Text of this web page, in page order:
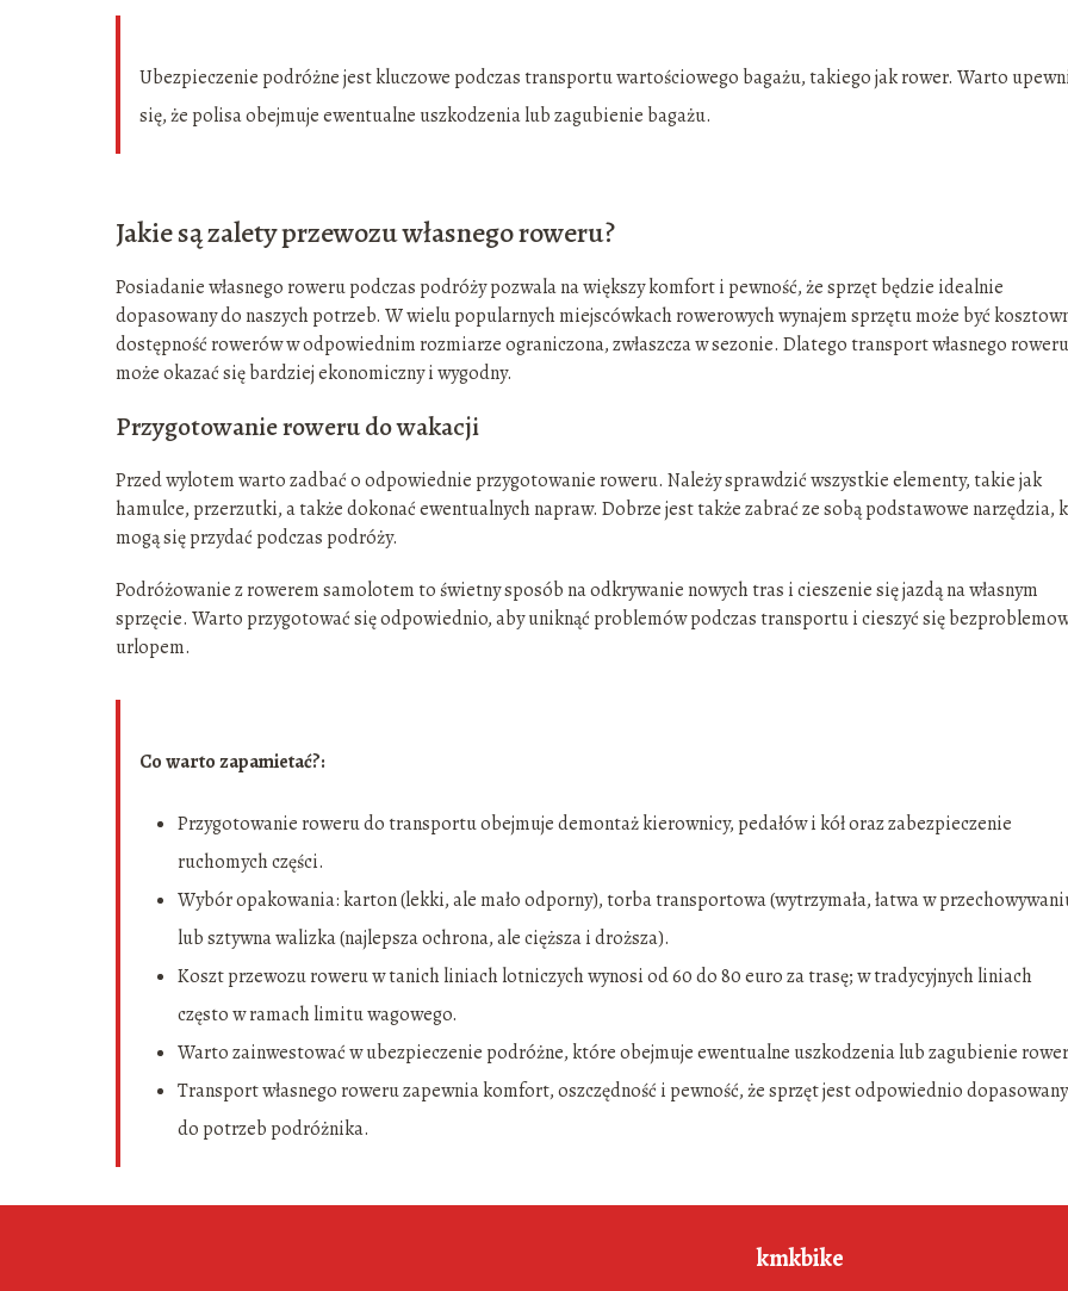
Ubezpieczenie podróżne jest kluczowe podczas transportu wartościowego bagażu, takiego jak rower. Warto
się, że polisa obejmuje ewentualne uszkodzenia lub zagubienie bagażu.
Jakie są zalety przewozu własnego roweru?
Posiadanie własnego roweru podczas podróży pozwala na większy komfort i pewność, że sprzęt będzie idealnie
dopasowany do naszych potrzeb. W wielu popularnych miejscówkach rowerowych wynajem sprzętu może być
dostępność rowerów w odpowiednim rozmiarze ograniczona, zwłaszcza w sezonie. Dlatego transport własnego roweru
może okazać się bardziej ekonomiczny i wygodny.
Przygotowanie roweru do wakacji
Przed wylotem warto zadbać o odpowiednie przygotowanie roweru. Należy sprawdzić wszystkie elementy, takie jak
hamulce, przerzutki, a także dokonać ewentualnych napraw. Dobrze jest także zabrać ze sobą podstawowe narzędzia,
mogą się przydać podczas podróży.
Podróżowanie z rowerem samolotem to świetny sposób na odkrywanie nowych tras i cieszenie się jazdą na własnym
sprzęcie. Warto przygotować się odpowiednio, aby uniknąć problemów podczas transportu i cieszyć się
urlopem.
Co warto zapamietać?:
Przygotowanie roweru do transportu obejmuje demontaż kierownicy, pedałów i kół oraz zabezpieczenie
ruchomych części.
Wybór opakowania: karton (lekki, ale mało odporny), torba transportowa (wytrzymała, łatwa w
lub sztywna walizka (najlepsza ochrona, ale cięższa i droższa).
Koszt przewozu roweru w tanich liniach lotniczych wynosi od 60 do 80 euro za trasę; w tradycyjnych liniach
często w ramach limitu wagowego.
Warto zainwestować w ubezpieczenie podróżne, które obejmuje ewentualne uszkodzenia lub zagubienie
Transport własnego roweru zapewnia komfort, oszczędność i pewność, że sprzęt jest odpowiednio dopasowany
do potrzeb podróżnika.
kmkbike